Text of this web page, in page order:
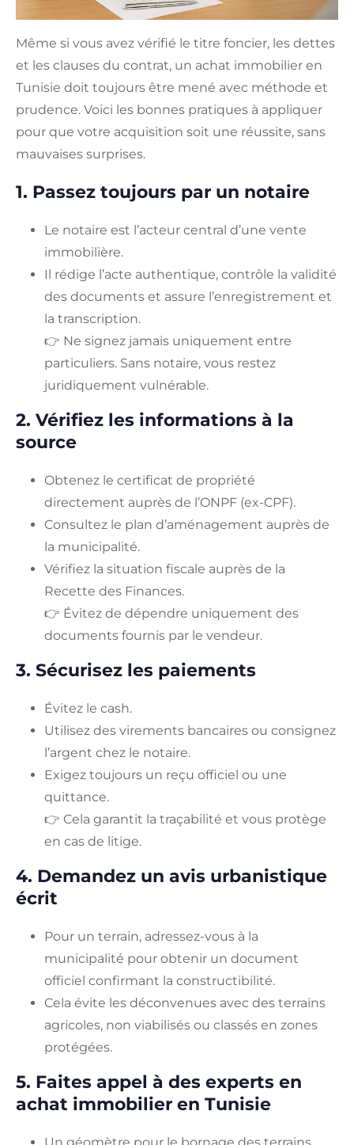
Même si vous avez vérifié le titre foncier, les dettes
et les clauses du contrat, un achat immobilier en
Tunisie doit toujours être mené avec méthode et
prudence. Voici les bonnes pratiques à appliquer
pour que votre acquisition soit une réussite, sans
mauvaises surprises.
1. Passez toujours par un notaire
Le notaire est l’acteur central d’une vente
immobilière.
Il rédige l’acte authentique, contrôle la validité
des documents et assure l’enregistrement et
la transcription.
👉 Ne signez jamais uniquement entre
particuliers. Sans notaire, vous restez
juridiquement vulnérable.
2. Vérifiez les informations à la
source
Obtenez le certificat de propriété
directement auprès de l’ONPF (ex-CPF).
Consultez le plan d’aménagement auprès de
la municipalité.
Vérifiez la situation fiscale auprès de la
Recette des Finances.
👉 Évitez de dépendre uniquement des
documents fournis par le vendeur.
3. Sécurisez les paiements
Évitez le cash.
Utilisez des virements bancaires ou consignez
l’argent chez le notaire.
Exigez toujours un reçu officiel ou une
quittance.
👉 Cela garantit la traçabilité et vous protège
en cas de litige.
4. Demandez un avis urbanistique
écrit
Pour un terrain, adressez-vous à la
municipalité pour obtenir un document
officiel confirmant la constructibilité.
Cela évite les déconvenues avec des terrains
agricoles, non viabilisés ou classés en zones
protégées.
5. Faites appel à des experts en
achat immobilier en Tunisie